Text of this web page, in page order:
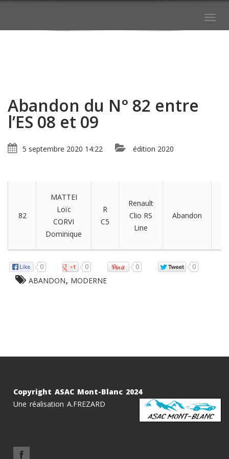
Abandon du N° 82 entre
l’ES 08 et 09
5 septembre 2020 14:22 édition 2020
82
MATTEI
Loïc
CORVI
Dominique
R
C5
Renault
Clio RS
Line
Abandon
0 0 0 0
ABANDON, MODERNE
Copyright ASAC Mont-Blanc 2024
Une réalisation A.FREZARD